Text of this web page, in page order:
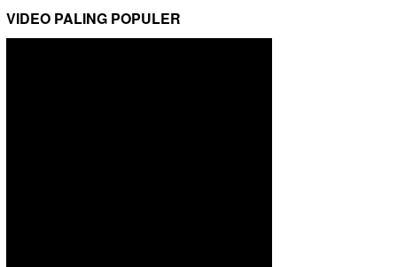
VIDEO PALING POPULER